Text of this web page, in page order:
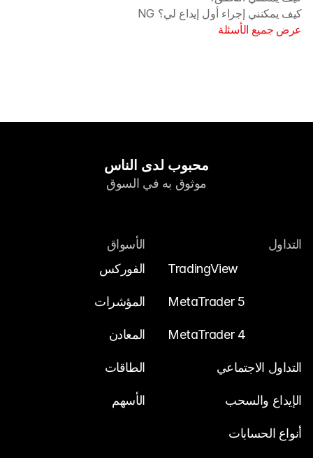
كيف يمكنني إجراء أول إيداع لي؟ NG
عرض جميع الأسئلة
محبوب لدى الناس
موثوق به في السوق
التداول
TradingView
MetaTrader 5
MetaTrader 4
التداول الاجتماعي
الإيداع والسحب
أنواع الحسابات
الأسواق
الفوركس
المؤشرات
المعادن
الطاقات
الأسهم